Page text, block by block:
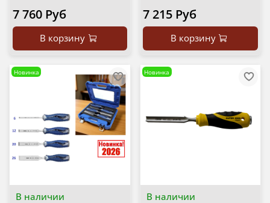
7 760 Руб
В корзину
7 215 Руб
В корзину
В наличии
Новинка
В наличии
Новинка